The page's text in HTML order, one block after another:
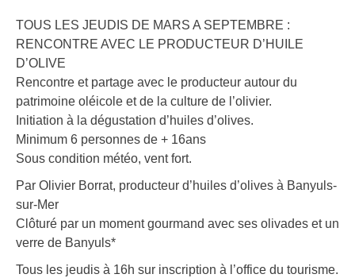
TOUS LES JEUDIS DE MARS A SEPTEMBRE :
RENCONTRE AVEC LE PRODUCTEUR D’HUILE
D’OLIVE
Rencontre et partage avec le producteur autour du
patrimoine oléicole et de la culture de l’olivier.
Initiation à la dégustation d’huiles d’olives.
Minimum 6 personnes de + 16ans
Sous condition météo, vent fort.
Par Olivier Borrat, producteur d’huiles d’olives à Banyuls-
sur-Mer
Clôturé par un moment gourmand avec ses olivades et un
verre de Banyuls*
Tous les jeudis à 16h sur inscription à l’office du tourisme.